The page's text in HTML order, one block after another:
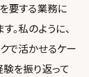
要する業務に
。私のように、
で活かせるケー
を振り返って